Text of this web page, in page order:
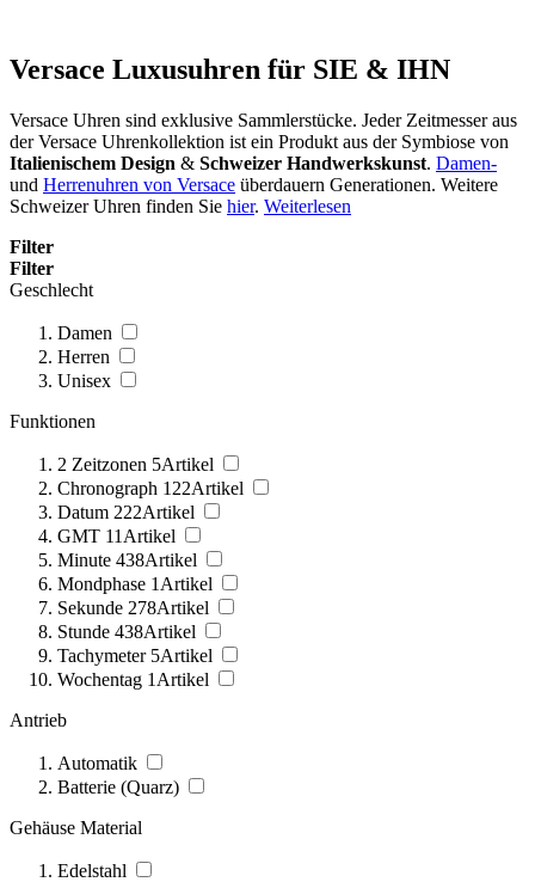
Versace Luxusuhren für SIE & IHN
Versace Uhren sind exklusive Sammlerstücke. Jeder Zeitmesser aus
der Versace Uhrenkollektion ist ein Produkt aus der Symbiose von
Italienischem Design & Schweizer Handwerkskunst. Damen-
und Herrenuhren von Versace überdauern Generationen. Weitere
Schweizer Uhren finden Sie hier. Weiterlesen
Filter
Filter
Geschlecht
Damen
Herren
Unisex
Funktionen
2 Zeitzonen 5Artikel
Chronograph 122Artikel
Datum 222Artikel
GMT 11 Artikel
Minute 438Artikel
Mondphase 1 Artikel
Sekunde 278Artikel
Stunde 438Artikel
Tachymeter 5Artikel
Wochentag 1 Artikel
Antrieb
Automatik
Batterie (Quarz)
Gehäuse Material
Edelstahl